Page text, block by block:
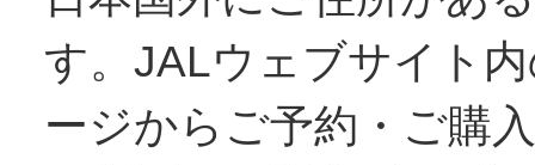
す。JALウェブサイト
ージからご予約・ご購